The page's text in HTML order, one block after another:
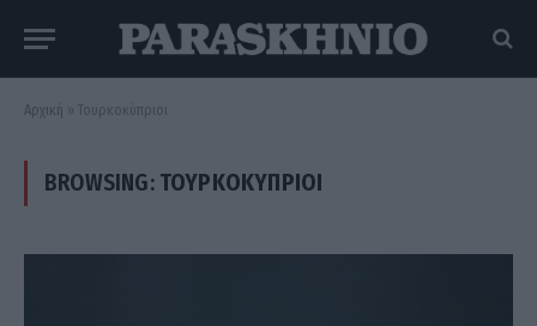
Αρχική » Τουρκοκύπριοι
BROWSING: ΤΟΥΡΚΟΚΎΠΡΙΟΙ